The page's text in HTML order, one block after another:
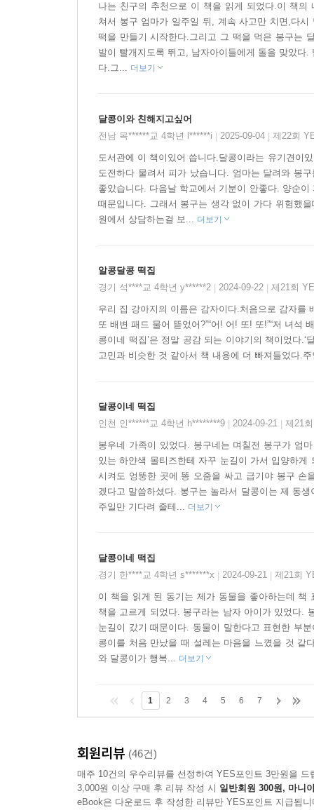
나는 친구의 추천으로 이 책을 읽게 되었다.이 책의
쳐서 봉구 엄마가 일주일 뒤, 계속 사고만 치면,다
떡을 만들기 시작한다.그리고 그 떡을 먹은 봉구는
발이 빨개지도록 뛰고, 남자아이들에게 돌을 맞았
다.그... 더보기
달콩이와 친해지고싶어
전남 목******교 4학년 l******i
2025-09-04 제22회
도서관에 이 책이있어 씁니다.달콩이라는 유기견이
도전하다 물려서 피가 났습니다. 엄마는 달려와 봉
좋았습니다. 다음날 학교에서 기분이 안좋다. 양순
때문입니다. 그래서 봉구는 생각 없이 가다 위험했
원에서 상담하는걸 보... 더보기
알콩달콩 떡집
경기 석****교 4학년 y******2
2024-09-22 제21회
우리 집 강아지의 이름은 감자이다.처음으로 감자를
또 배변 패드 물어 뜯었어?”“어! 어! 또! 또!”“저 녀석
콩이네 떡집’은 정말 공감 되는 이야기의 책이었다
고민과 비슷한 것 같아서 책 내용에 더 빠져들었다.
달콩이네 떡집
인천 인******교 4학년 h********9
2024-09-21 제21
봉우네 가족이 있었다. 봉구네는 며칠전 봉구가 엄
있는 하얀색 몰티즈한테 자꾸 눈길이 가서 입양하
시켜도 엉뚱한 곳에 똥 오줌을 싸고 급기야 봉구 손
겠다고 말씀하셨다. 봉구는 놀라서 달콩이는 제 동
주일만 기다려 줄테... 더보기
달콩이네 떡집
경기 한****교 4학년 s*******x
2024-09-21 제21회
이 책을 읽게 된 동기는 제가 동물을 좋아하는데 책
책을 고르게 되었다. 봉구라는 남자 아이가 있었다.
눈길이 갔기 때문이다. 동물이 말한다고 표현한 부
콩이를 처음 만났을 때 설레는 마음을 느꼈을 것 같
와 달콩이가 행복... 더보기
1 2 3 4 5 6 7
회원리뷰 (46건)
매주 10건의 우수리뷰를 선정하여 YES포인트 3만원을 드
3,000원 이상 구매 후 리뷰 작성 시 일반회원 300원, 마니
eBook은 다운로드 후 작성한 리뷰만 YES포인트 지급됩니